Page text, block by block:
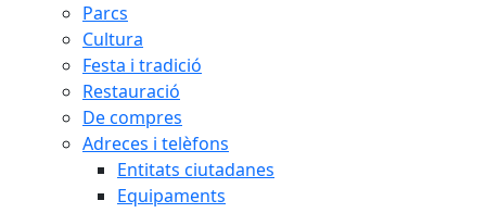
Parcs
Cultura
Festa i tradició
Restauració
De compres
Adreces i telèfons
Entitats ciutadanes
Equipaments